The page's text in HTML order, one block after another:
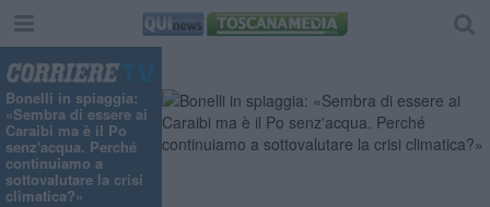
Bonelli in spiaggia:
«Sembra di essere ai
Caraibi ma è il Po
senz'acqua. Perché
continuiamo a
sottovalutare la crisi
climatica?»